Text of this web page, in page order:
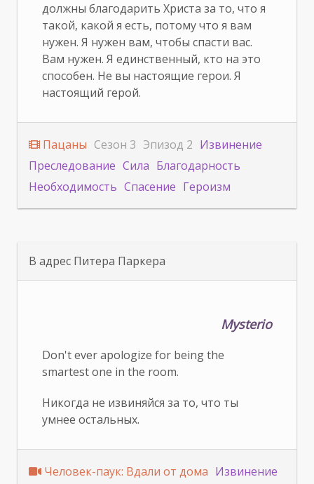
должны благодарить Христа за то, что я
такой, какой я есть, потому что я вам
нужен. Я нужен вам, чтобы спасти вас.
Вам нужен. Я единственный, кто на это
способен. Не вы настоящие герои. Я
настоящий герой.
Пацаны Сезон 3 Эпизод 2 Извинение
Преследование Сила Благодарность
Необходимость Спасение Героизм
В адрес Питера Паркера
Mysterio
Don't ever apologize for being the
smartest one in the room.
Никогда не извиняйся за то, что ты
умнее остальных.
Человек-паук: Вдали от дома Извинение